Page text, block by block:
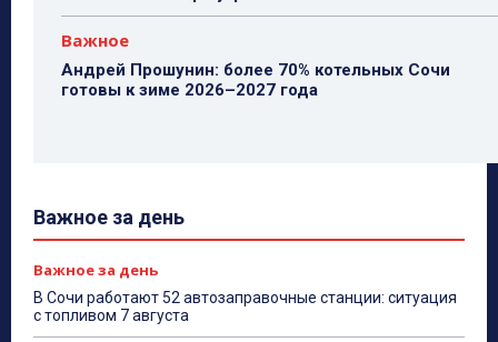
Важное
Андрей Прошунин: более 70% котельных Сочи
готовы к зиме 2026–2027 года
Важное за день
Важное за день
В Сочи работают 52 автозаправочные станции: ситуация
с топливом 7 августа